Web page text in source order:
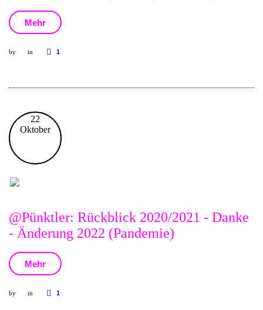
Mehr
by in 1
22
Oktober
@Pünktler: Rückblick 2020/2021 - Danke
- Änderung 2022 (Pandemie)
Mehr
by in 1